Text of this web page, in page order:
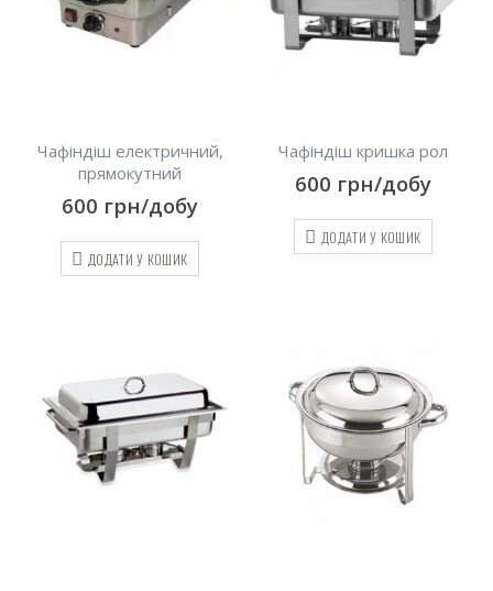
Чафіндіш електричний,
прямокутний
600 грн/добу
ДОДАТИ У КОШИК
Чафіндіш кришка рол
600 грн/добу
ДОДАТИ У КОШИК